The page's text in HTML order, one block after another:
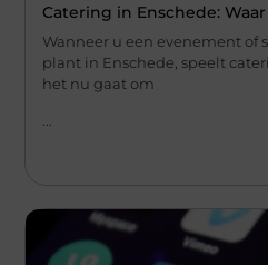
Catering in Enschede:
Wanneer u een evenement of
plant in Enschede, speelt
het nu gaat om
...